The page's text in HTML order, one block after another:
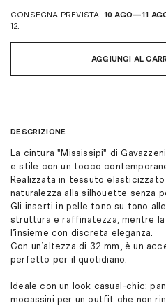
CONSEGNA PREVISTA: 10 AGO—11
12.
AGGIUNGI AL
DESCRIZIONE
La cintura "Mississipi" di
e stile con un tocco
Realizzata in tessuto
naturalezza alla silhouette senza
Gli inserti in pelle tono su tono
struttura e raffinatezza, mentre
l’insieme con discreta eleganza.
Con un’altezza di 32 mm, è un
perfetto per il quotidiano.
Ideale con un look casual-chic:
mocassini per un outfit che non